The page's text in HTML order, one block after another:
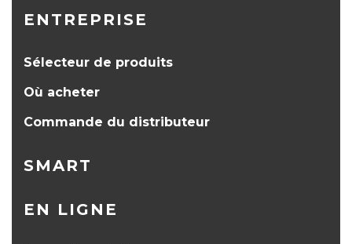
ENTREPRISE
Sélecteur de produits
Où acheter
Commande du distributeur
SMART
EN LIGNE